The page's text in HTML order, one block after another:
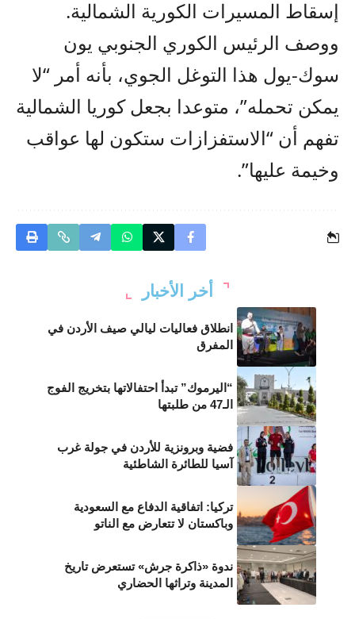
إسقاط المسيرات الكورية الشمالية.
ووصف الرئيس الكوري الجنوبي يون
سوك-يول هذا التوغل الجوي، بأنه أمر “لا
يمكن تحمله”، متوعدا بجعل كوريا الشمالية
تفهم أن “الاستفزازات ستكون لها عواقب
وخيمة عليها”.
أخر الأخبار
انطلاق فعاليات ليالي صيف الأردن في
المفرق
“اليرموك” تبدأ احتفالاتها بتخريج الفوج
الـ47 من طلبتها
فضية وبرونزية للأردن في جولة غرب
آسيا للطائرة الشاطئية
تركيا: اتفاقية الدفاع مع السعودية
وباكستان لا تتعارض مع الناتو
ندوة «ذاكرة جرش» تستعرض تاريخ
المدينة وتراثها الحضاري